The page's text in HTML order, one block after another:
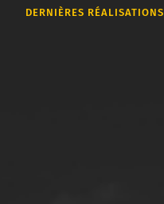
DERNIÈRES RÉALISATIONS